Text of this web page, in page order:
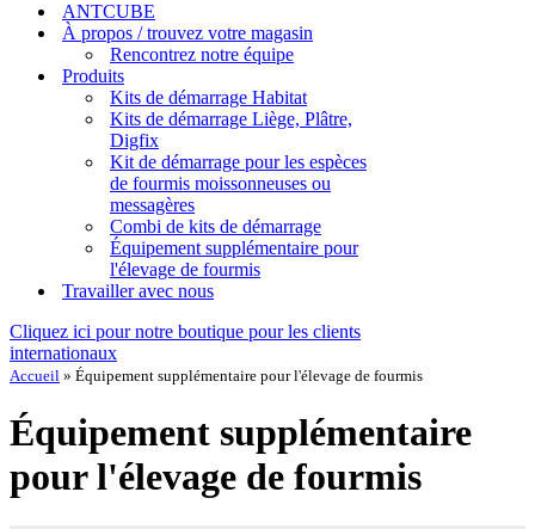
ANTCUBE
À propos / trouvez votre magasin
Rencontrez notre équipe
Produits
Kits de démarrage Habitat
Kits de démarrage Liège, Plâtre,
Digfix
Kit de démarrage pour les espèces
de fourmis moissonneuses ou
messagères
Combi de kits de démarrage
Équipement supplémentaire pour
l'élevage de fourmis
Travailler avec nous
Cliquez ici pour notre boutique pour les clients
internationaux
Accueil » Équipement supplémentaire pour l'élevage de fourmis
Équipement supplémentaire
pour l'élevage de fourmis